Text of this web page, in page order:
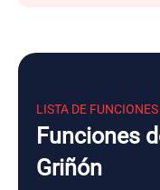
LISTA DE FUNCIONES
Funciones
Griñón